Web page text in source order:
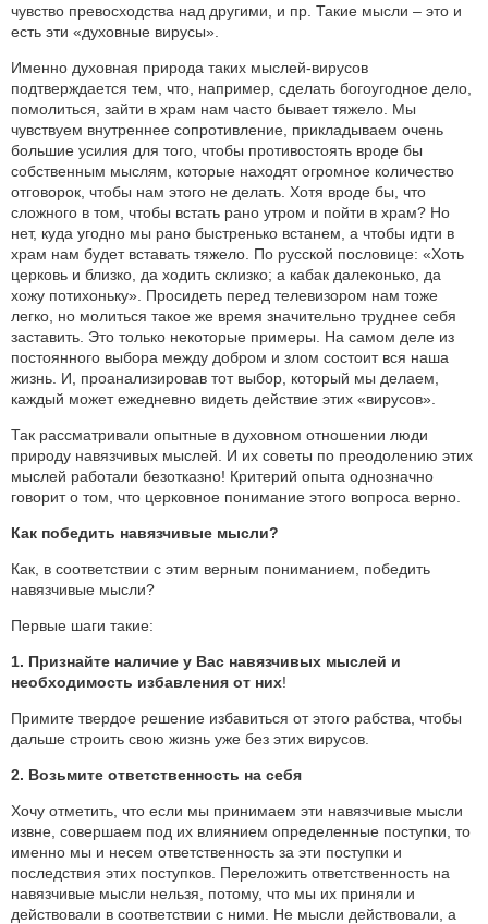
чувство превосходства над другими, и пр. Такие мысли – это и
есть эти «духовные вирусы».
Именно духовная природа таких мыслей-вирусов
подтверждается тем, что, например, сделать богоугодное дело,
помолиться, зайти в храм нам часто бывает тяжело. Мы
чувствуем внутреннее сопротивление, прикладываем очень
большие усилия для того, чтобы противостоять вроде бы
собственным мыслям, которые находят огромное количество
отговорок, чтобы нам этого не делать. Хотя вроде бы, что
сложного в том, чтобы встать рано утром и пойти в храм? Но
нет, куда угодно мы рано быстренько встанем, а чтобы идти в
храм нам будет вставать тяжело. По русской пословице: «Хоть
церковь и близко, да ходить склизко; а кабак далеконько, да
хожу потихоньку». Просидеть перед телевизором нам тоже
легко, но молиться такое же время значительно труднее себя
заставить. Это только некоторые примеры. На самом деле из
постоянного выбора между добром и злом состоит вся наша
жизнь. И, проанализировав тот выбор, который мы делаем,
каждый может ежедневно видеть действие этих «вирусов».
Так рассматривали опытные в духовном отношении люди
природу навязчивых мыслей. И их советы по преодолению этих
мыслей работали безотказно! Критерий опыта однозначно
говорит о том, что церковное понимание этого вопроса верно.
Как победить навязчивые мысли?
Как, в соответствии с этим верным пониманием, победить
навязчивые мысли?
Первые шаги такие:
1. Признайте наличие у Вас навязчивых мыслей и
необходимость избавления от них!
Примите твердое решение избавиться от этого рабства, чтобы
дальше строить свою жизнь уже без этих вирусов.
2. Возьмите ответственность на себя
Хочу отметить, что если мы принимаем эти навязчивые мысли
извне, совершаем под их влиянием определенные поступки, то
именно мы и несем ответственность за эти поступки и
последствия этих поступков. Переложить ответственность на
навязчивые мысли нельзя, потому, что мы их приняли и
действовали в соответствии с ними. Не мысли действовали, а